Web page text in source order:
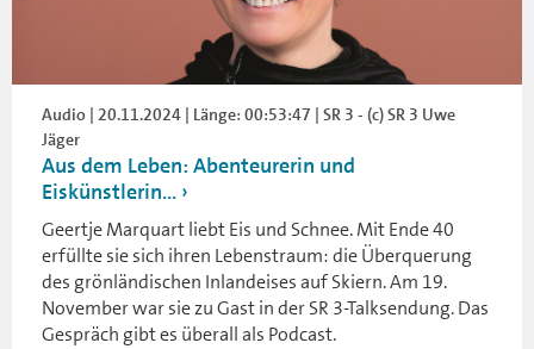
Audio | 20.11.2024 | Länge: 00:53:47 | SR 3 - (c) SR 3 Uwe
Jäger
Aus dem Leben: Abenteurerin und
Eiskünstlerin...
Geertje Marquart liebt Eis und Schnee. Mit Ende 40
erfüllte sie sich ihren Lebenstraum: die Überquerung
des grönländischen Inlandeises auf Skiern. Am 19.
November war sie zu Gast in der SR 3-Talksendung. Das
Gespräch gibt es überall als Podcast.